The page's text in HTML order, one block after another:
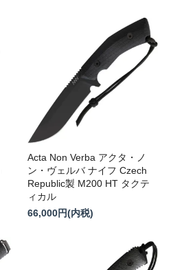
Acta Non Verba アクタ・ノ
ン・ヴェルバ ナイフ Czech
Republic製 M200 HT タクテ
ィカル
66,000円(内税)